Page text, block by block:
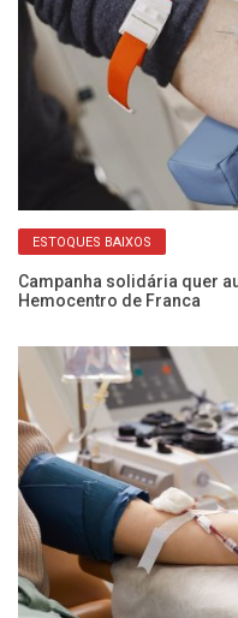
ESTOQUES BAIXOS
Campanha solidária quer
Hemocentro de Franca